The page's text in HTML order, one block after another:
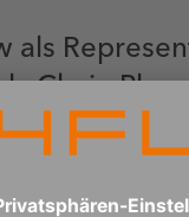
als
Chain
2026
heißt es: „Diese
zu